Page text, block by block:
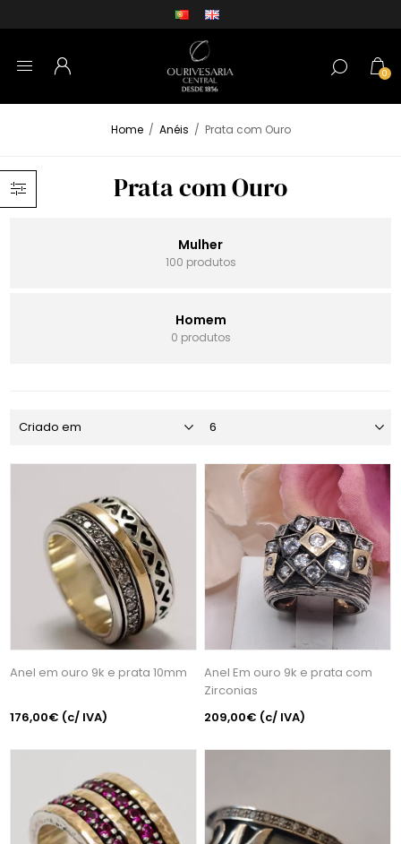
0
Home / Anéis / Prata com Ouro
Prata com Ouro
Mulher
100 produtos
Homem
0 produtos
Anel em ouro 9k e prata 10mm
176,00€ (c/ IVA)
Anel Em ouro 9k e prata com
Zirconias
209,00€ (c/ IVA)